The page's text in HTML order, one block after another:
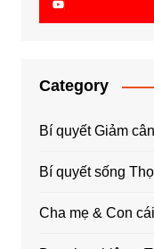
Category
Bí quyết Giảm cân
Bí quyết sống Thọ
Cha mẹ & Con cái